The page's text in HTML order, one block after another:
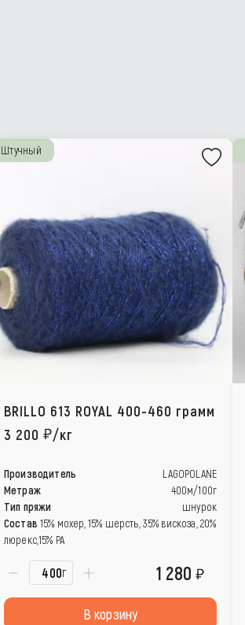
Штучный
BRILLO 613 ROYAL 400-460 грамм
3 200
/кг
Производитель
LAGOPOLANE
Метраж
400м/100г
Тип пряжи
шнурок
Состав 15% мохер, 15% шерсть, 35% вискоза, 20%
люрекс,15% РА
г 1 280
В корзину